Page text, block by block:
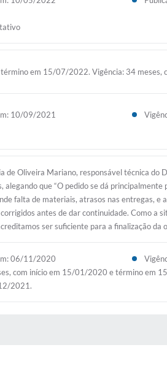
em 15/07/2022. Vigência: 34
10/09/2021
Oliveira Mariano, responsável técnica do
que “O pedido se dá
falta de materiais, atrasos nas entregas,
antes de dar continuidade. Como a
ser suficiente para a finalização da
06/11/2020
com início em 15/01/2020 e término em
2021.